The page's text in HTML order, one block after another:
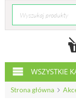
WSZYSTKIE
Strona główna